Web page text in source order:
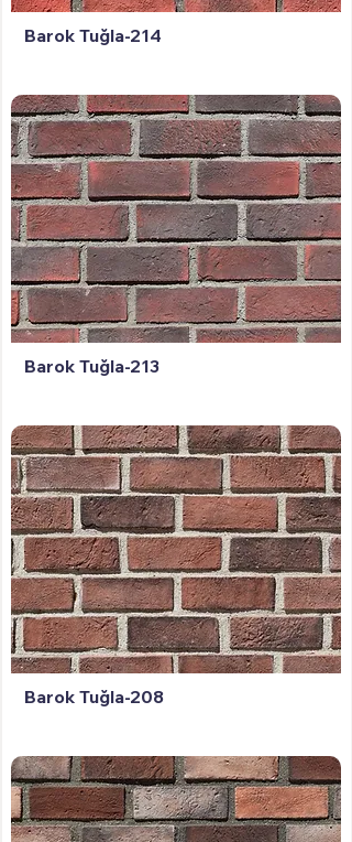
Barok Tuğla-214
Barok Tuğla-213
Barok Tuğla-208